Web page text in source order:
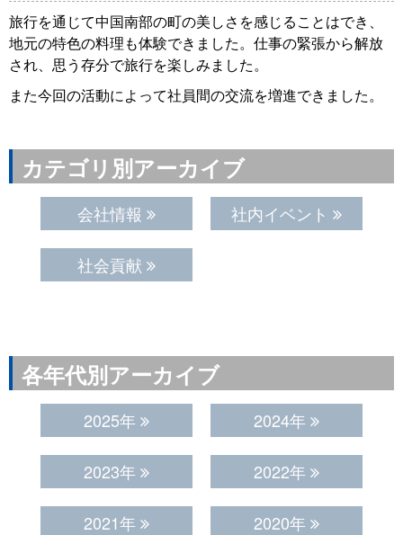
旅行を通じて中国南部の町の美しさを感じることはでき、
地元の特色の料理も体験できました。仕事の緊張から解放
され、思う存分で旅行を楽しみました。
また今回の活動によって社員間の交流を増進できました。
カテゴリ別アーカイブ
会社情報 社内イベント
社会貢献
各年代別アーカイブ
2025年 2024年
2023年 2022年
2021年 2020年